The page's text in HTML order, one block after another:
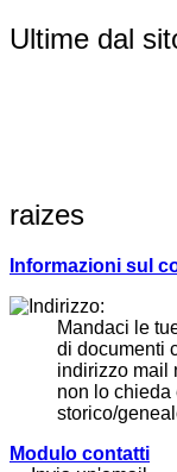
Ultime dal
raizes
Informazioni sul
Mandaci le
di documenti
indirizzo mail
non lo chieda
storico/
Modulo contatti